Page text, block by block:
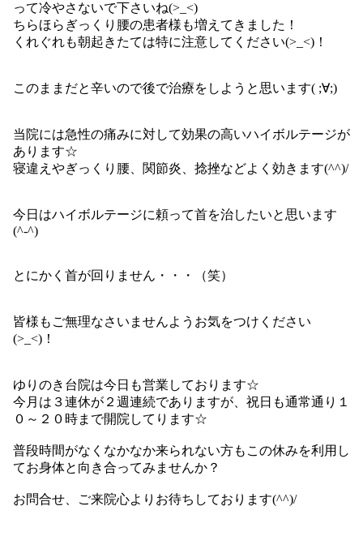
って冷やさないで下さいね(>_<)
ちらほらぎっくり腰の患者様も増えてきました！
くれぐれも朝起きたては特に注意してください(>_<)！
このままだと辛いので後で治療をしようと思います( ;∀;)
当院には急性の痛みに対して効果の高いハイボルテージが
あります☆
寝違えやぎっくり腰、関節炎、捻挫などよく効きます(^^)/
今日はハイボルテージに頼って首を治したいと思います
(^-^)
とにかく首が回りません・・・（笑）
皆様もご無理なさいませんようお気をつけください
(>_<)！
ゆりのき台院は今日も営業しております☆
今月は３連休が２週連続でありますが、祝日も通常通り１
０～２０時まで開院してります☆
普段時間がなくなかなか来られない方もこの休みを利用し
てお身体と向き合ってみませんか？
お問合せ、ご来院心よりお待ちしております(^^)/